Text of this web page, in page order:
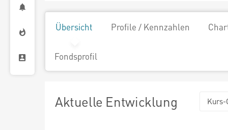
Übersicht Profile / Kennzahlen
Fondsprofil
Aktuelle Entwicklung Kurs-